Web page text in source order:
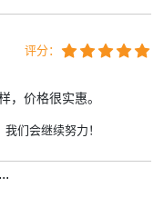
评分：
，价格很实惠。
们会继续努力！